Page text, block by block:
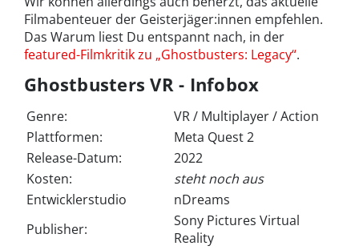
Filmabenteuer der Geisterjäger:innen empfehlen.
Das Warum liest Du entspannt nach, in der
featured-Filmkritik zu „Ghostbusters: Legacy“.
Ghostbusters VR - Infobox
Genre:
VR / Multiplayer / Action
Plattformen:
Meta Quest 2
Release-Datum:
2022
Kosten:
steht noch aus
Entwicklerstudio
nDreams
Publisher:
Sony Pictures Virtual
Reality